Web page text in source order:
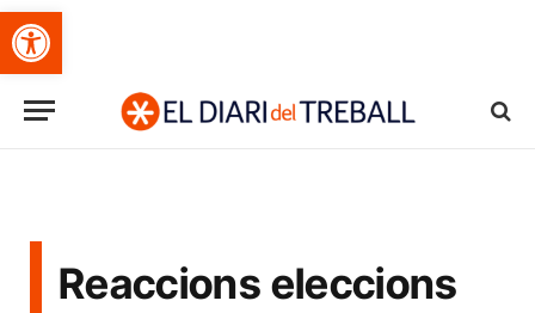
Obre la barra d'eines
Reaccions eleccions